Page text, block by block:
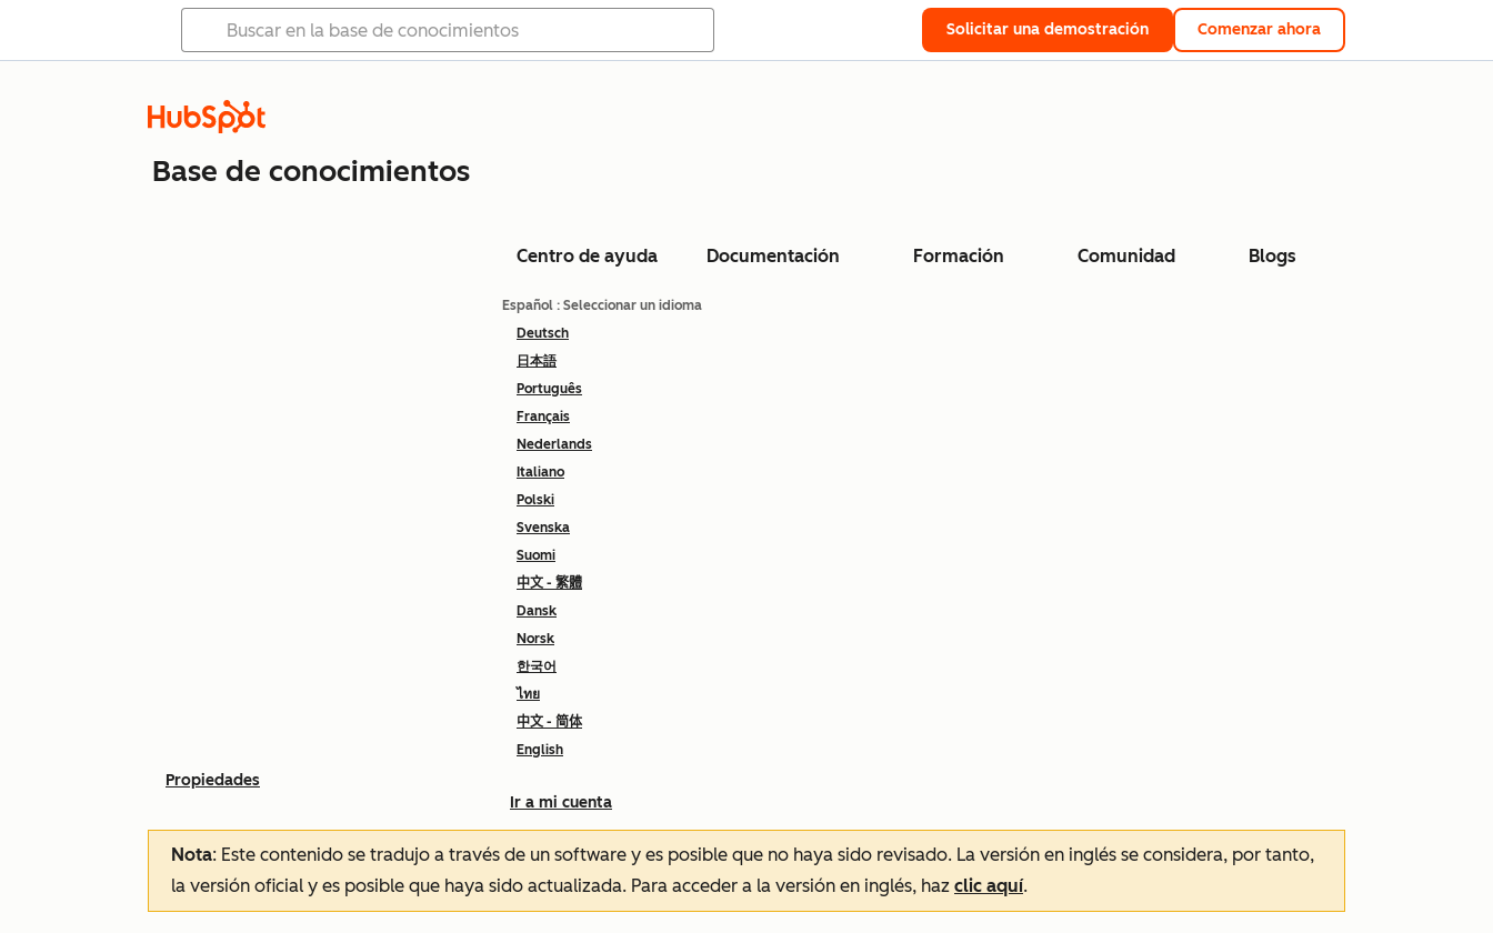
Solicitar una demostración Comenzar ahora
Base de conocimientos
Centro de ayuda Documentación Formación Comunidad Blogs
Español : Seleccionar un idioma
Deutsch
日本語
Português
Français
Nederlands
Italiano
Polski
Svenska
Suomi
中文 - 繁體
Dansk
Norsk
한국어
ไทย
中文 - 简体
English
Ir a mi cuenta
Propiedades
Nota: Este contenido se tradujo a través de un software y es posible que no haya sido revisado. La versión en inglés se considera, por tanto,
la versión oficial y es posible que haya sido actualizada. Para acceder a la versión en inglés, haz clic aquí.